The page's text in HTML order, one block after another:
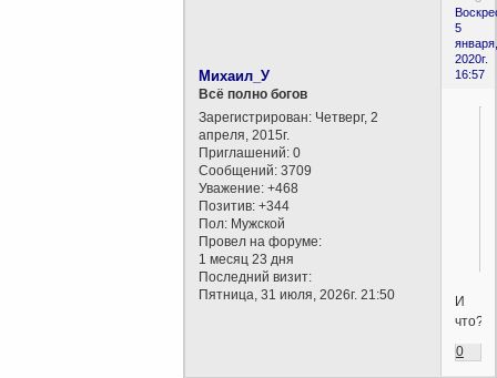
5
января,
2020г.
16:57
Михаил_У
Всё полно богов
Зарегистрирован: Четверг, 2
апреля, 2015г.
Приглашений: 0
Сообщений: 3709
Уважение: +468
Позитив: +344
Пол: Мужской
Провел на форуме:
1 месяц 23 дня
Последний визит:
Пятница, 31 июля, 2026г. 21:50
И
что?
0